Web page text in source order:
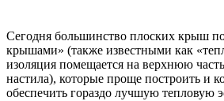
Сегодня большинство плоских крыш
крышами» (также известными как
изоляция помещается на верхнюю
настила), которые проще построить и
обеспечить гораздо лучшую тепловую